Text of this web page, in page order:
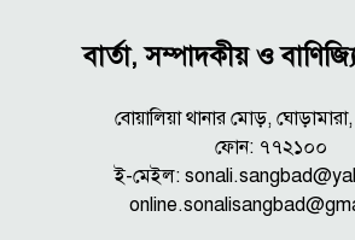
বার্তা, সম্পাদকীয় ও
বোয়ালিয়া থানার মোড়,
ফোন: ৭৭২১০০
ই-মেইল: